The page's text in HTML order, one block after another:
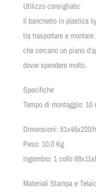
Utilizzo consigliato:
Il banchetto in plastica
tra trasportare e
che cercano un piano
dover spendere molto.
Specifiche
Tempo di montaggio: 10
Dimensioni: 81x45x220/
Peso: 10,0 Kg
Ingombro: 1 collo
Materiali Stampa e